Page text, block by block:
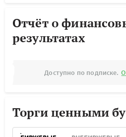
Отчёт о
результатах
Доступно по подписке.
Торги ценными